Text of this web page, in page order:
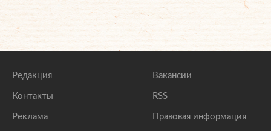
Редакция
Контакты
Реклама
Вакансии
RSS
Правовая информация